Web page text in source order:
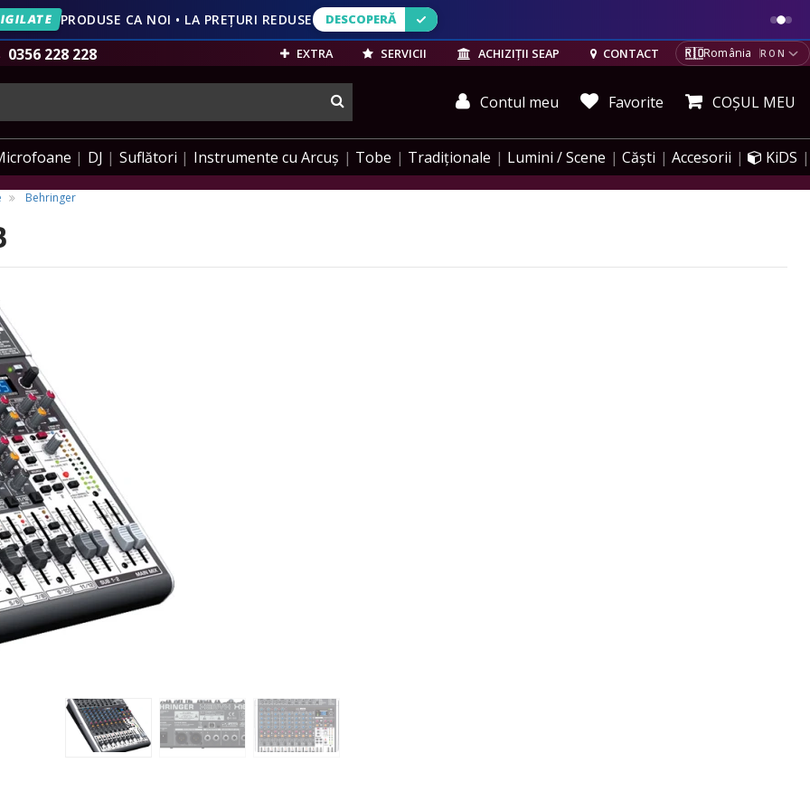
VEZI OFERTELE
PRODUSE CA NOI • LA PREȚURI REDUSE DESCOPERĂ
DESCOPERĂ
0356 228 228 EXTRA SERVICII ACHIZIȚII SEAP CONTACT 🇷🇴România RON
Contul meu Favorite COȘUL MEU
DJ Suflători Instrumente cu Arcuș Tobe Tradiționale Lumini / Scene Căști Accesorii KiDS
Behringer